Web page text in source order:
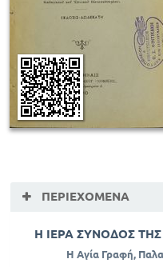
ΠΕΡΙΕΧΌΜΕΝΑ
Η ΙΕΡΑ ΣΥΝΟΔΟΣ
Η Αγία Γραφή,